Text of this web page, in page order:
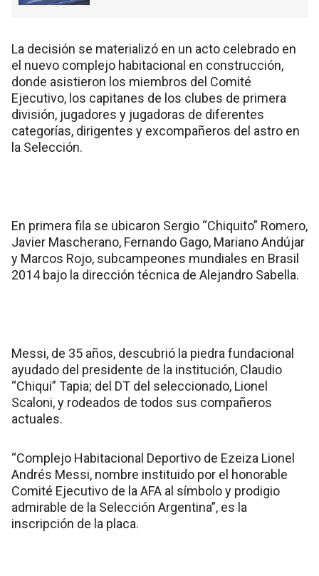
La decisión se materializó en un acto celebrado en
el nuevo complejo habitacional en construcción,
donde asistieron los miembros del Comité
Ejecutivo, los capitanes de los clubes de primera
división, jugadores y jugadoras de diferentes
categorías, dirigentes y excompañeros del astro en
la Selección.
En primera fila se ubicaron Sergio “Chiquito” Romero,
Javier Mascherano, Fernando Gago, Mariano Andújar
y Marcos Rojo, subcampeones mundiales en Brasil
2014 bajo la dirección técnica de Alejandro Sabella.
Messi, de 35 años, descubrió la piedra fundacional
ayudado del presidente de la institución, Claudio
“Chiqui” Tapia; del DT del seleccionado, Lionel
Scaloni, y rodeados de todos sus compañeros
actuales.
“Complejo Habitacional Deportivo de Ezeiza Lionel
Andrés Messi, nombre instituido por el honorable
Comité Ejecutivo de la AFA al símbolo y prodigio
admirable de la Selección Argentina”, es la
inscripción de la placa.